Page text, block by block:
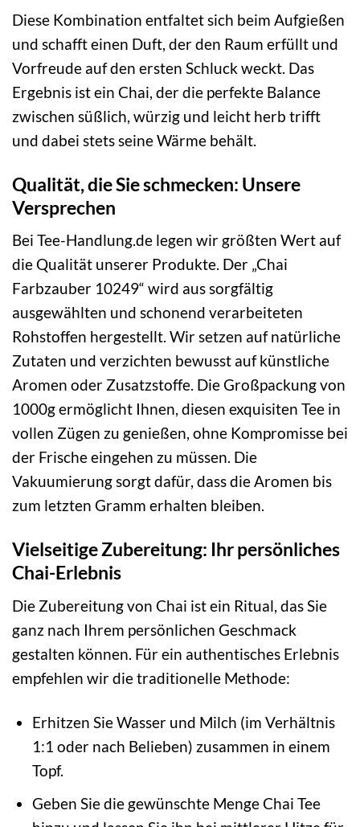
Diese Kombination entfaltet sich beim Aufgießen
und schafft einen Duft, der den Raum erfüllt und
Vorfreude auf den ersten Schluck weckt. Das
Ergebnis ist ein Chai, der die perfekte Balance
zwischen süßlich, würzig und leicht herb trifft
und dabei stets seine Wärme behält.
Qualität, die Sie schmecken: Unsere
Versprechen
Bei Tee-Handlung.de legen wir größten Wert auf
die Qualität unserer Produkte. Der „Chai
Farbzauber 10249“ wird aus sorgfältig
ausgewählten und schonend verarbeiteten
Rohstoffen hergestellt. Wir setzen auf natürliche
Zutaten und verzichten bewusst auf künstliche
Aromen oder Zusatzstoffe. Die Großpackung von
1000g ermöglicht Ihnen, diesen exquisiten Tee in
vollen Zügen zu genießen, ohne Kompromisse bei
der Frische eingehen zu müssen. Die
Vakuumierung sorgt dafür, dass die Aromen bis
zum letzten Gramm erhalten bleiben.
Vielseitige Zubereitung: Ihr persönliches
Chai-Erlebnis
Die Zubereitung von Chai ist ein Ritual, das Sie
ganz nach Ihrem persönlichen Geschmack
gestalten können. Für ein authentisches Erlebnis
empfehlen wir die traditionelle Methode:
Erhitzen Sie Wasser und Milch (im Verhältnis
1:1 oder nach Belieben) zusammen in einem
Topf.
Geben Sie die gewünschte Menge Chai Tee